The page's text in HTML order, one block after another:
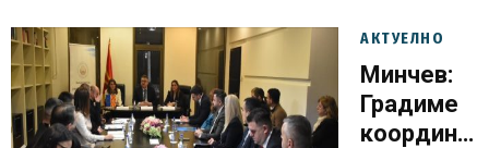
АКТУЕЛНО
Минчев:
Градиме